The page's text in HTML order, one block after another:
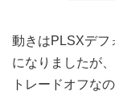
動きはPLSXデフ
になりましたが
トレードオフな